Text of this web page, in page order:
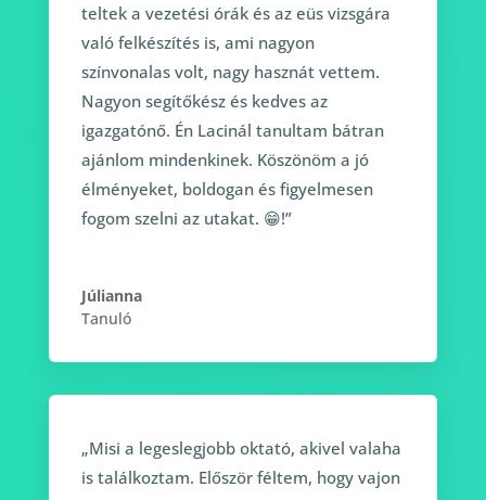
teltek a vezetési órák és az eüs vizsgára
való felkészítés is, ami nagyon
színvonalas volt, nagy hasznát vettem.
Nagyon segítőkész és kedves az
igazgatónő. Én Lacinál tanultam bátran
ajánlom mindenkinek. Köszönöm a jó
élményeket, boldogan és figyelmesen
fogom szelni az utakat. 😁!”
Júlianna
Tanuló
„Misi a legeslegjobb oktató, akivel valaha
is találkoztam. Először féltem, hogy vajon